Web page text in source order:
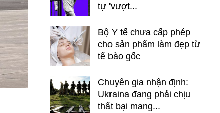
tự 'vượt...
Bộ Y tế chưa cấp phép
cho sản phẩm làm đẹp từ
tế bào gốc
Chuyên gia nhận định:
Ukraina đang phải chịu
thất bại mang...